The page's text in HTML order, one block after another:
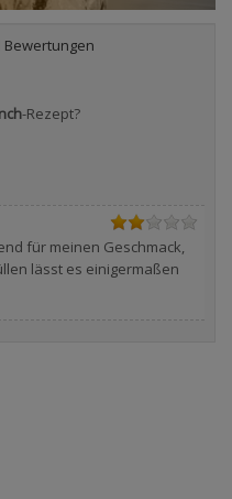
Bewertungen
-Rezept?
für meinen Geschmack,
lässt es einigermaßen